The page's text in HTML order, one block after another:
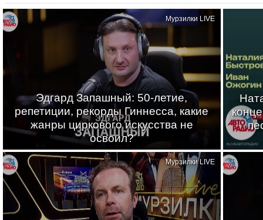
Эдгард Запашный: 50-летие,
репетиции, рекорды Гиннесса, какие
жанры циркового искусства не
освоил?
Мурзилки LIVE
Мурзилки LIVE